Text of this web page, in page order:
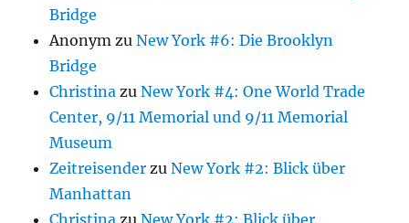
Bridge
Anonym zuNew York #6: Die Brooklyn
Bridge
Christina zuNew York #4: One World Trade
Center, 9/11 Memorial und 9/11 Memorial
Museum
Zeitreisender zuNew York #2: Blick über
Manhattan